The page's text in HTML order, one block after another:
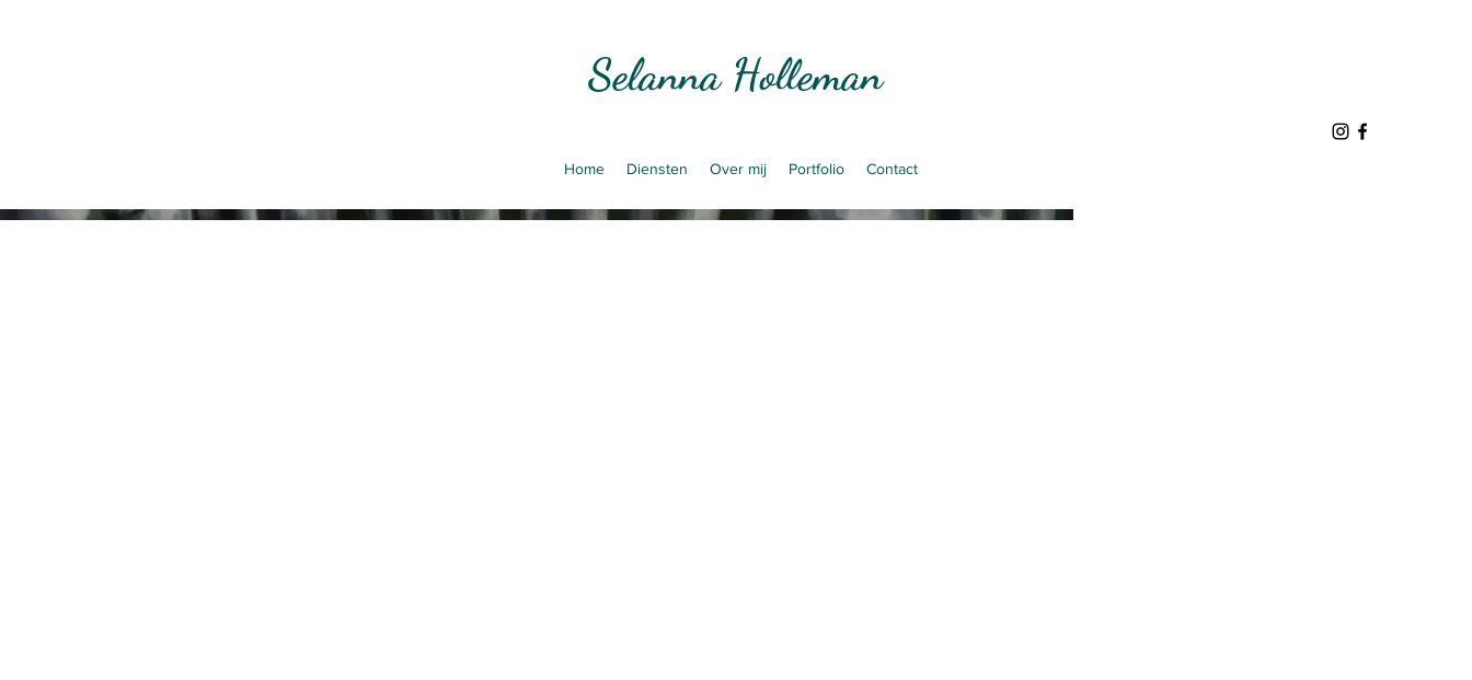
Home Diensten Over mij Portfolio Contact
Selanna Holleman